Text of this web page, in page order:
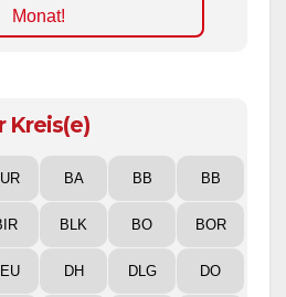
Monat!
Kreis(e)
BA BB BB
BLK BO BOR
DH DLG DO